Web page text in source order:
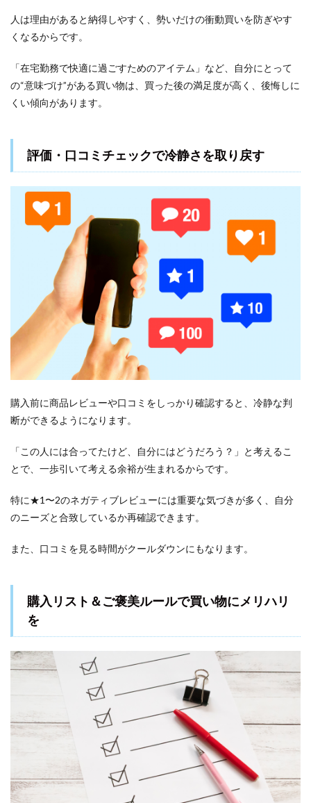
人は理由があると納得しやすく、勢いだけの衝動買いを防ぎやす
くなるからです。
「在宅勤務で快適に過ごすためのアイテム」など、自分にとって
の“意味づけ”がある買い物は、買った後の満足度が高く、後悔しに
くい傾向があります。
評価・口コミチェックで冷静さを取り戻す
購入前に商品レビューや口コミをしっかり確認すると、冷静な判
断ができるようになります。
「この人には合ってたけど、自分にはどうだろう？」と考えるこ
とで、一歩引いて考える余裕が生まれるからです。
特に★1〜2のネガティブレビューには重要な気づきが多く、自分
のニーズと合致しているか再確認できます。
また、口コミを見る時間がクールダウンにもなります。
購入リスト＆ご褒美ルールで買い物にメリハリ
を